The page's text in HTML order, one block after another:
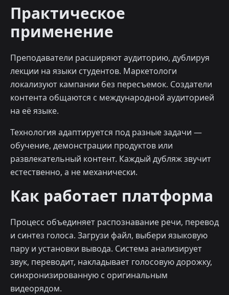
Практическое
применение
Преподаватели расширяют аудиторию, дублируя
лекции на языки студентов. Маркетологи
локализуют кампании без пересъемок. Создатели
контента общаются с международной аудиторией
на её языке.
Технология адаптируется под разные задачи —
обучение, демонстрации продуктов или
развлекательный контент. Каждый дубляж звучит
естественно, а не механически.
Как работает платформа
Процесс объединяет распознавание речи, перевод
и синтез голоса. Загрузи файл, выбери языковую
пару и установки вывода. Система анализирует
звук, переводит, накладывает голосовую дорожку,
синхронизированную с оригинальным
видеорядом.